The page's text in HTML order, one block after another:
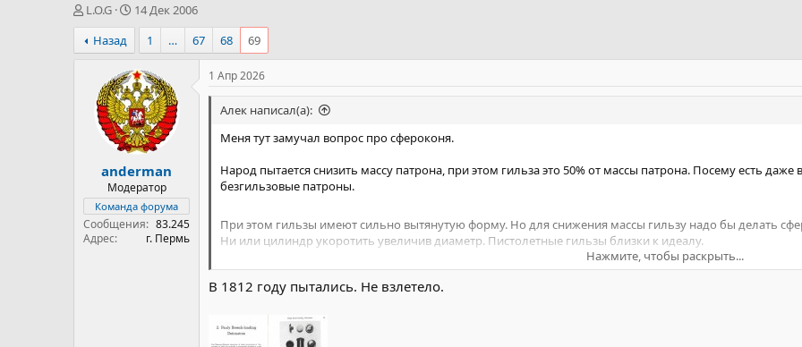
А
в
т
о
L.O.G
Д
а
а
н
а
ч
а
л
а
14 Дек 2006
Назад
1 … 67 68 69
anderman
Модератор
Команда форума
Сообщения
83.245
Адрес
г. Пермь
1 Апр 2026
Алек написал(а):
Меня тут замучал вопрос про сфероконя.
Народ пытается снизить массу патрона, при этом гильза это 50% от массы патрона. Посему есть
безгильзовые патроны.
При этом гильзы имеют сильно вытянутую форму. Но для снижения массы гильзу надо бы делать
Ни или цилиндр укоротить увеличив диаметр. Пистолетные гильзы близки к идеалу.
Что этому мешает?
Нажмите, чтобы раскрыть...
В 1812 году пытались. Не взлетело.